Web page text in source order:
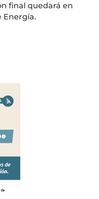
final quedará en
Energía.